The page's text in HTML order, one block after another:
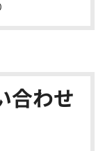
合わせ